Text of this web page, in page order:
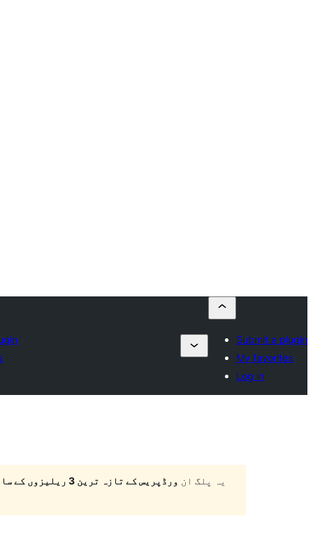
Submit a plugin
My favorites
Log in
یہ پلگ ان ورڈپریس کے تازہ ترین 3 ریلیزوں کے ساتھ ٹیسٹ نہیں کیا گیا ہے